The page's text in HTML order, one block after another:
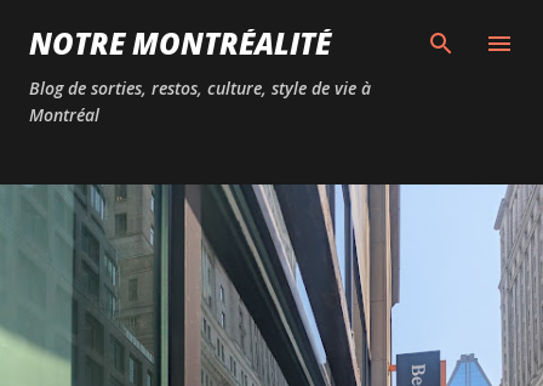
Passer au contenu principal
NOTRE MONTRÉALITÉ
Blog de sorties, restos, culture, style de vie à
Montréal